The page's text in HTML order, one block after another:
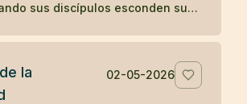
sus discípulos esconden sus
su enseñanza.
la
02-05-2026